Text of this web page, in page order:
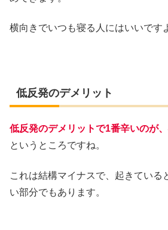
横向きでいつも寝る人にはいいです
低反発のデメリット
低反発のデメリットで1番辛いのが
というところですね。
これは結構マイナスで、起きている
い部分でもあります。